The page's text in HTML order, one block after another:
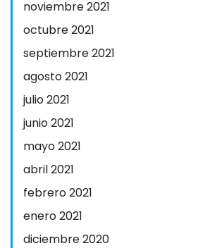
noviembre 2021
octubre 2021
septiembre 2021
agosto 2021
julio 2021
junio 2021
mayo 2021
abril 2021
febrero 2021
enero 2021
diciembre 2020